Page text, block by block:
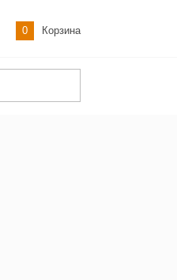
0 Корзина